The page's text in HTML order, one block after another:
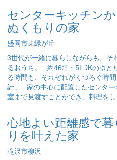
センターキッチン
ぬくもりの家
盛岡市東緑が丘
3世代が一緒に暮らしながらも、そ
るおうち。 約46坪・5LDKのゆと
る時間も、それぞれがくつろぐ時
計。 家の中心に配置したセンター
室まで見渡すことができ、料理を
心地よい距離感で
りを叶えた家
滝沢市柳沢